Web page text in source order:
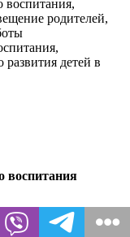
воспитания,
родителей,
детей в
воспитания